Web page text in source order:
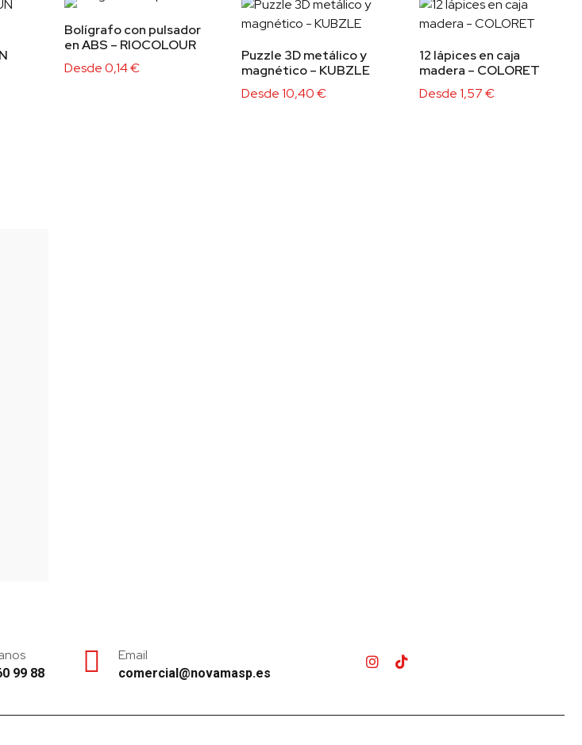
Bolígrafo con pulsador
en ABS – RIOCOLOUR
Desde0,14€
Puzzle 3D metálico y
magnético – KUBZLE
Desde10,40€
12 lápices en caja
madera – COLORET
Desde1,57€
99 88
Email
comercial@novamasp.es